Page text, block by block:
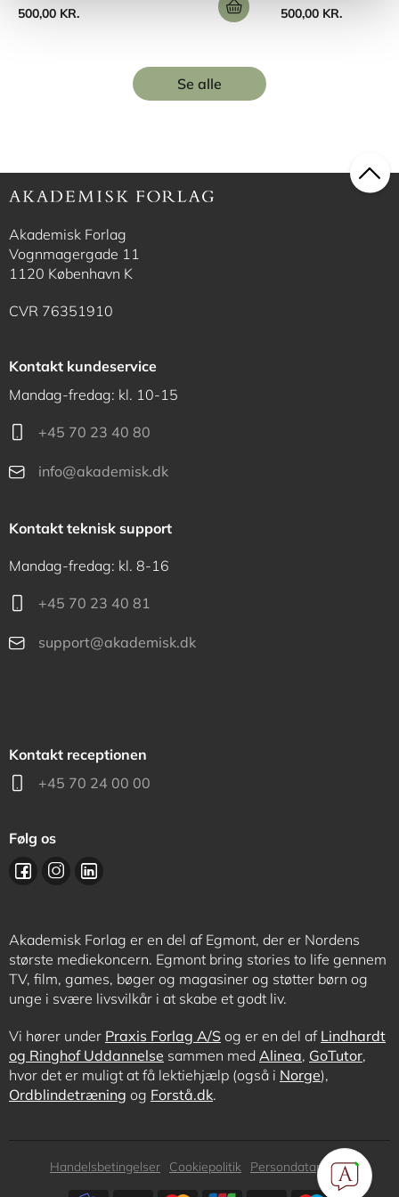
500,00 KR. 500,00 KR.
Se alle
Akademisk Forlag
Vognmagergade 11
1120 København K
CVR 76351910
Kontakt kundeservice
Mandag-fredag: kl. 10-15
+45 70 23 40 80
info@akademisk.dk
Kontakt teknisk support
Mandag-fredag: kl. 8-16
+45 70 23 40 81
support@akademisk.dk
Kontakt receptionen
+45 70 24 00 00
Følg os
Akademisk Forlag er en del af Egmont, der er Nordens
største mediekoncern. Egmont bring stories to life gennem
TV, film, games, bøger og magasiner og støtter børn og
unge i svære livsvilkår i at skabe et godt liv.
Vi hører under Praxis Forlag A/S og er en del af Lindhardt
og Ringhof Uddannelse sammen med Alinea, GoTutor,
hvor det er muligt at få lektiehjælp (også i Norge),
Ordblindetræning og Forstå.dk.
Subfooter
Handelsbetingelser Cookiepolitik
Persondatapolitik